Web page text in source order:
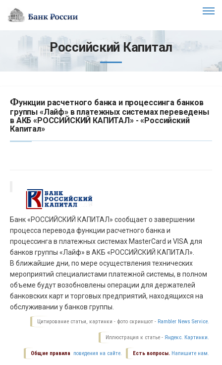
Российский Капитал
Функции расчетного банка и процессинга банков
группы «Лайф» в платежных системах переведены
в АКБ «РОССИЙСКИЙ КАПИТАЛ» - «Российский
Капитал»
Банк «РОССИЙСКИЙ КАПИТАЛ» сообщает о завершении
процесса перевода функции расчетного банка и
процессинга в платежных системах MasterCard и VISA для
банков группы «Лайф» в АКБ «РОССИЙСКИЙ КАПИТАЛ».
В ближайшие дни, по мере осуществления технических
мероприятий специалистами платежной системы, в полном
объеме будут возобновлены операции для держателей
банковских карт и торговых предприятий, находящихся на
обслуживании у банков группы.
Цитирование статьи, картинки - фото скриншот - Rambler News Service.
Иллюстрация к статье - Яндекс. Картинки.
Есть вопросы. Напишите нам.
Общие правила поведения на сайте.